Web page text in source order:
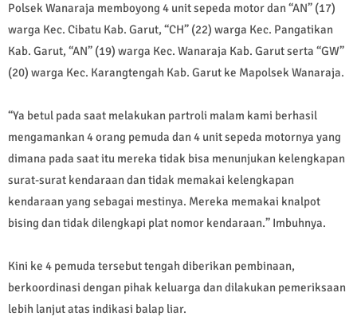
Polsek Wanaraja memboyong 4 unit sepeda motor dan “AN” (17)
warga Kec. Cibatu Kab. Garut, “CH” (22) warga Kec. Pangatikan
Kab. Garut, “AN” (19) warga Kec. Wanaraja Kab. Garut serta “GW”
(20) warga Kec. Karangtengah Kab. Garut ke Mapolsek Wanaraja.
“Ya betul pada saat melakukan partroli malam kami berhasil
mengamankan 4 orang pemuda dan 4 unit sepeda motornya yang
dimana pada saat itu mereka tidak bisa menunjukan kelengkapan
surat-surat kendaraan dan tidak memakai kelengkapan
kendaraan yang sebagai mestinya. Mereka memakai knalpot
bising dan tidak dilengkapi plat nomor kendaraan.” Imbuhnya.
Kini ke 4 pemuda tersebut tengah diberikan pembinaan,
berkoordinasi dengan pihak keluarga dan dilakukan pemeriksaan
lebih lanjut atas indikasi balap liar.